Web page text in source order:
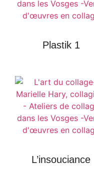
Plastik 1
L’insouciance